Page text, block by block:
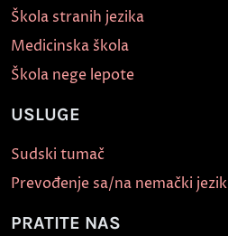
Škola stranih jezika
Medicinska škola
Škola nege lepote
USLUGE
Sudski tumač
Prevođenje sa/na nemački jezik
PRATITE NAS